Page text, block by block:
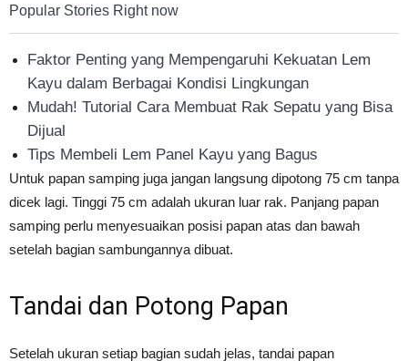
Popular Stories Right now
Faktor Penting yang Mempengaruhi Kekuatan Lem
Kayu dalam Berbagai Kondisi Lingkungan
Mudah! Tutorial Cara Membuat Rak Sepatu yang Bisa
Dijual
Tips Membeli Lem Panel Kayu yang Bagus
Untuk papan samping juga jangan langsung dipotong 75 cm tanpa
dicek lagi. Tinggi 75 cm adalah ukuran luar rak. Panjang papan
samping perlu menyesuaikan posisi papan atas dan bawah
setelah bagian sambungannya dibuat.
Tandai dan Potong Papan
Setelah ukuran setiap bagian sudah jelas, tandai papan